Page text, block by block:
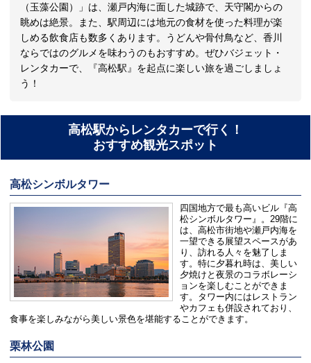
（玉藻公園）」は、瀬戸内海に面した城跡で、天守閣からの
眺めは絶景。また、駅周辺には地元の食材を使った料理が楽
しめる飲食店も数多くあります。うどんや骨付鳥など、香川
ならではのグルメを味わうのもおすすめ。ぜひバジェット・
レンタカーで、『高松駅』を起点に楽しい旅を過ごしましょ
う！
高松駅からレンタカーで行く！
おすすめ観光スポット
高松シンボルタワー
四国地方で最も高いビル『高
松シンボルタワー』。29階に
は、高松市街地や瀬戸内海を
一望できる展望スペースがあ
り、訪れる人々を魅了しま
す。特に夕暮れ時は、美しい
夕焼けと夜景のコラボレーシ
ョンを楽しむことができま
す。タワー内にはレストラン
やカフェも併設されており、
食事を楽しみながら美しい景色を堪能することができます。
栗林公園